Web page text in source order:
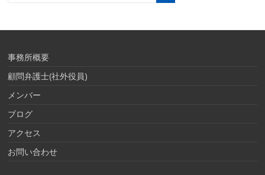
事務所概要
顧問弁護士(社外役員)
メンバー
ブログ
アクセス
お問い合わせ